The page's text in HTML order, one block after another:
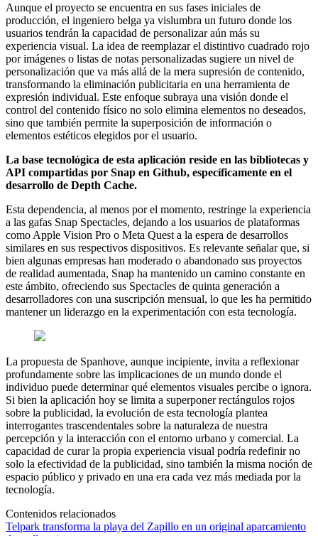
Aunque el proyecto se encuentra en sus fases iniciales de
producción, el ingeniero belga ya vislumbra un futuro donde los
usuarios tendrán la capacidad de personalizar aún más su
experiencia visual. La idea de reemplazar el distintivo cuadrado rojo
por imágenes o listas de notas personalizadas sugiere un nivel de
personalización que va más allá de la mera supresión de contenido,
transformando la eliminación publicitaria en una herramienta de
expresión individual. Este enfoque subraya una visión donde el
control del contenido físico no solo elimina elementos no deseados,
sino que también permite la superposición de información o
elementos estéticos elegidos por el usuario.
La base tecnológica de esta aplicación reside en las bibliotecas y
API compartidas por Snap en Github, específicamente en el
desarrollo de Depth Cache.
Esta dependencia, al menos por el momento, restringe la experiencia
a las gafas Snap Spectacles, dejando a los usuarios de plataformas
como Apple Vision Pro o Meta Quest a la espera de desarrollos
similares en sus respectivos dispositivos. Es relevante señalar que, si
bien algunas empresas han moderado o abandonado sus proyectos
de realidad aumentada, Snap ha mantenido un camino constante en
este ámbito, ofreciendo sus Spectacles de quinta generación a
desarrolladores con una suscripción mensual, lo que les ha permitido
mantener un liderazgo en la experimentación con esta tecnología.
La propuesta de Spanhove, aunque incipiente, invita a reflexionar
profundamente sobre las implicaciones de un mundo donde el
individuo puede determinar qué elementos visuales percibe o ignora.
Si bien la aplicación hoy se limita a superponer rectángulos rojos
sobre la publicidad, la evolución de esta tecnología plantea
interrogantes trascendentales sobre la naturaleza de nuestra
percepción y la interacción con el entorno urbano y comercial. La
capacidad de curar la propia experiencia visual podría redefinir no
solo la efectividad de la publicidad, sino también la misma noción de
espacio público y privado en una era cada vez más mediada por la
tecnología.
Contenidos relacionados
Telpark transforma la playa del Zapillo en un original aparcamiento